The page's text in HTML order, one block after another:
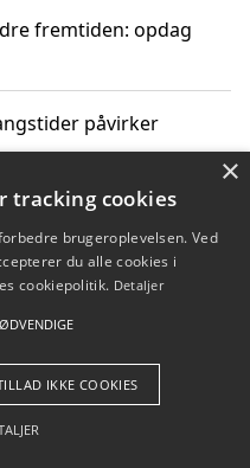
fremtiden: opdag
påvirker
om
Betingelser
×
tracking cookies
brugeroplevelsen. Ved
du alle cookies i
cookiepolitik. Detaljer
IKKE COOKIES